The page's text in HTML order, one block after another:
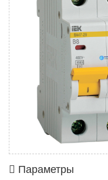
Параметры